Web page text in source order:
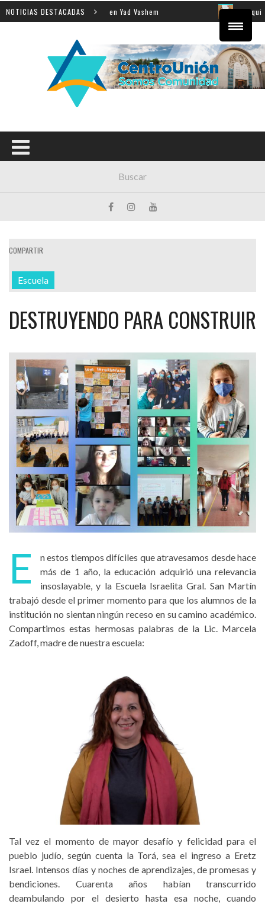
NOTICIAS DESTACADAS
de la Shoá en Yad Vashem El equipo
COMPARTIR
Escuela
DESTRUYENDO PARA CONSTRUIR
E
n estos tiempos difíciles que atravesamos desde hace
más de 1 año, la educación adquirió una relevancia
insoslayable, y la Escuela Israelita Gral. San Martín
trabajó desde el primer momento para que los alumnos de la
institución no sientan ningún receso en su camino académico.
Compartimos estas hermosas palabras de la Lic. Marcela
Zadoff, madre de nuestra escuela:
Tal vez el momento de mayor desafío y felicidad para el
pueblo judío, según cuenta la Torá, sea el ingreso a Eretz
Israel. Intensos días y noches de aprendizajes, de promesas y
bendiciones. Cuarenta años habían transcurrido
deambulando por el desierto hasta esa noche, cuando